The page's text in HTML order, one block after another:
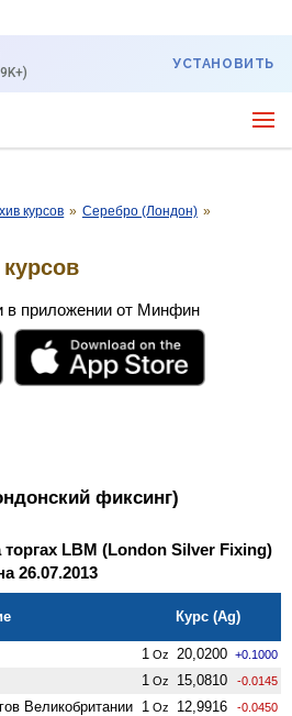
УСТАНОВИТЬ
курсов » Серебро (Лондон) »
в приложении от Минфин
фиксинг)
LBM (London Silver Fixing)
26.07.2013
Курс (Ag)
1 Oz 20,0200 +0.1000
1 Oz 15,0810 -0.0145
Велико­британии 1 Oz 12,9916 -0.0450